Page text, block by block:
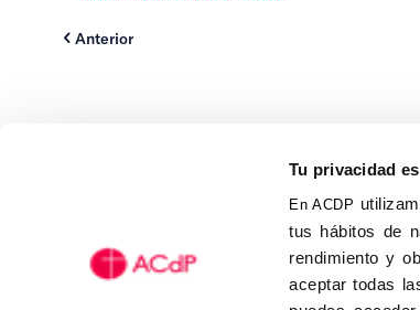
Tu privacidad
En ACDP
tus hábitos de
rendimiento y
aceptar todas
Anterior
Calle Isaac Peral,
Tel (+34) 91 456 63
Fax: (+34) 91 535 19